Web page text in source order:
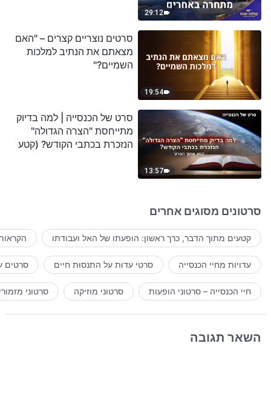
29:12
19:54
סרטים נוצריים קצרים – "האם
מצאתם את הנתיב למלכות
השמיים?"
13:57
סרט של הכנסייה | למה בדיוק
מתייחסת "הצרה הגדולה"
הנזכרת בכתבי הקודש? (קטע
סרטונים מסוגים אחרים
קטעים מתוך הדבר, כרך ראשון: הופעתו של האל ועבודתו
עדויות מחיי הכנסייה סרטי עדוּת על התנסוּת חיים סרטים
חיי הכנסייה – סרטוני הופעות סרטוני מוזיקה סרטוני
השאר תגובה